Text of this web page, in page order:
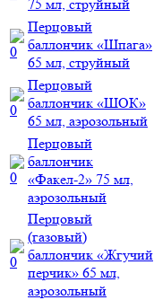
75 мл, струйный
Перцовый
баллончик «Шпага»
65 мл, струйный
Перцовый
баллончик «ШОК»
65 мл, аэрозольный
Перцовый
баллончик
«Факел-2» 75 мл,
аэрозольный
Перцовый
(газовый)
баллончик «Жгучий
перчик» 65 мл,
аэрозольный